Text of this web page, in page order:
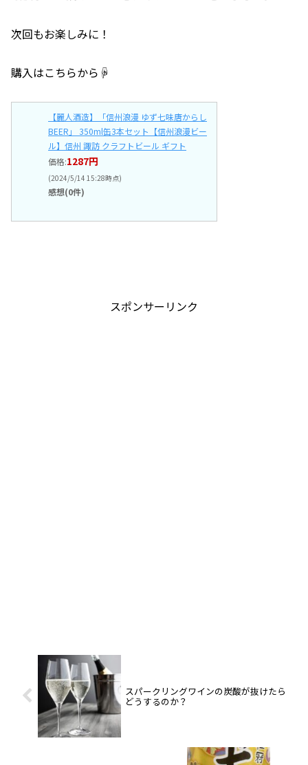
次回もお楽しみに！
購入はこちらから☟
【麗人酒造】「信州浪漫 ゆず七味唐からし
BEER」 350ml缶3本セット【信州浪漫ビー
ル】信州 諏訪 クラフトビール ギフト
価格:1287円
(2024/5/14 15:28時点)
感想(0件)
スポンサーリンク
スパークリングワインの炭酸が抜けたら
どうするのか？